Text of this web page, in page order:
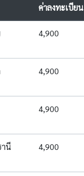
ค่าลงทะเบียน
4,900
4,900
4,900
นี 4,900